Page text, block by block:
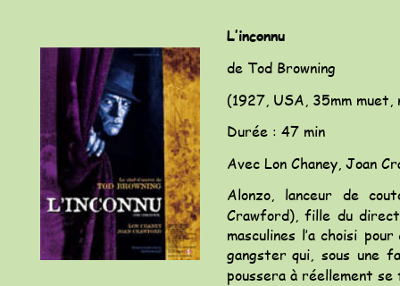
L’inconnu
de Tod Browning
(1927, USA, 35mm
Durée : 47 min
Avec Lon Chaney, Joan
Alonzo, lanceur de
Crawford), fille du
masculines l’a choisi pour
gangster qui, sous une
poussera à réellement